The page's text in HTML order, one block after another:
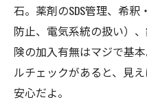
石。薬剤のSDS管理、希
防止、電気系統の扱い）
険の加入有無はマジで基
ルチェックがあると、見
安心だよ。